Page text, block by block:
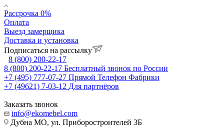
Рассрочка 0%
Оплата
Выезд замерщика
Доставка и установка
Подписаться на рассылку
8 (800) 200-22-17
8 (800) 200-22-17 Бесплатный звонок по России
+7 (495) 777-07-27 Прямой Телефон Фабрики
+7 (49621) 7-03-12 Для партнёров
Заказать звонок
info@ekomebel.com
Дубна МО, ул. Приборостроителей 3Б